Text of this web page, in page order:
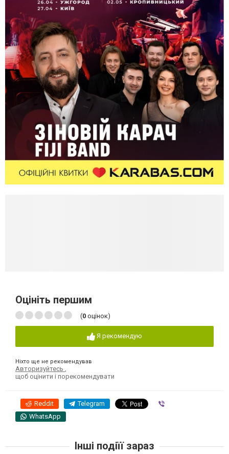
Оцініть першим
(0 оцінок)
Я рекомендую
Ніхто ще не рекомендував
Авторизуйтесь
щоб оцінити і порекомендувати
Reddit Telegram
WhatsApp
Інші подіїї зараз